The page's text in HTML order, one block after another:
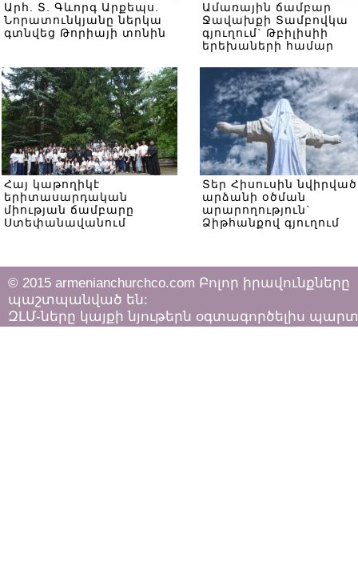
Արհ. Տ. Գևորգ Արքեպս.
Նորատունկյանը ներկա
գտնվեց Թորիայի տոնին
Ամառային ճամբար
Ջավախքի Տամբովկա
գյուղում` Թբիլիսիի
երեխաների համար
Հայ կաթողիկէ
երիտասարդական
միության ճամբարը
Ստեփանավանում
Տեր Հիսուսին նվիրված
արձանի օծման
արարողություն`
Ձիթհանքով գյուղում
© 2015 armenianchurchco.com Բոլոր իրավունքները
պաշտպանված են:
ԶԼՄ-ները կայքի նյութերն օգտագործելիս